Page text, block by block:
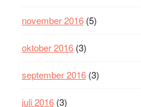
november 2016(5)
oktober 2016(3)
september 2016(3)
juli 2016(3)